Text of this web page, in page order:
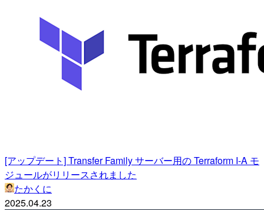
[アップデート] Transfer Family サーバー用の Terraform I-A モ
ジュールがリリースされました
たかくに
2025.04.23